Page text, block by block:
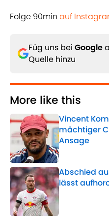
Folge 90min auf
Füg uns bei Google
Quelle hinzu
More like this
Vincent
mächtiger
Ansage
Published by
Abschied
lässt
Published by